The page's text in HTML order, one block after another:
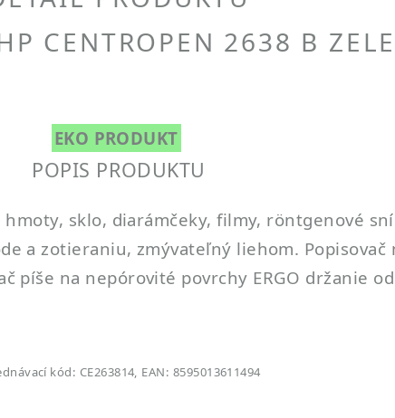
CENTROPEN 2638 B
EKO PRODUKT
POPIS PRODUKTU
sklo, diarámčeky, filmy, röntgenové
a zotieraniu, zmývateľný liehom. Popisovač
píše na nepórovité povrchy ERGO držanie
kód: CE263814, EAN: 8595013611494